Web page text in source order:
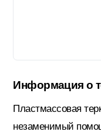
Документы
Информация о
Пластмассовая
незаменимый